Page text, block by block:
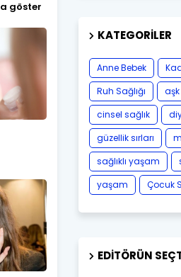
göster
KATEGORILER
Anne Bebek
Ruh Sağlığı
aşk
cinsel sağlık
güzellik sırları
sağlıklı yaşam
yaşam
Çocuk
EDITÖRÜN